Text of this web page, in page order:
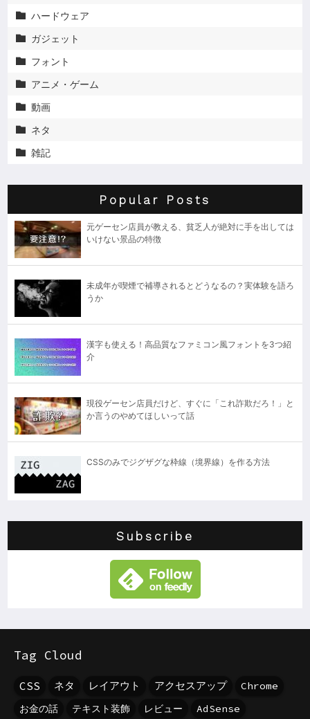
 ハードウェア
 ガジェット
 フォント
 アニメ・ゲーム
 動画
 ネタ
 雑記
Popular Posts
元ゲーセン店員が教える、貧乏人が絶対に手を出しては
いけない景品の特徴
未成年が喫煙で補導されるとどうなるの？実体験を語ろ
うか
漢字も使える！高品質なファミコン風フォントを3つ紹
介
現役ゲーセン店員だけど、すぐに「これ詐欺だろ！」と
か言うのやめてほしいって話
CSSのみでジグザグな枠線（境界線）を作る方法
Subscribe
Tag Cloud
CSS ネタ レイアウト アクセスアップ
Chrome
お金の話
テキスト装飾 レビュー
AdSense